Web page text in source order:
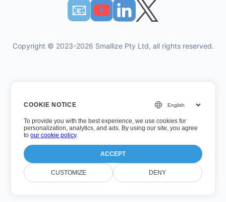
📧︎
Copyright © 2023-2026 Smallize Pty Ltd, all rights reserved.
Πολιτική Απορρήτου
Οροι χρήσης
Εκτελεστική πρόσβαση
Αριθμός έκδοσης: 26.7.5
Τελευταία ενημέρωση: Τετάρτη, 5 Αυγούστου 2026
COOKIE NOTICE
To provide you with the best experience, we use cookies for
personalization, analytics, and ads. By using our site, you agree
toour cookie policy.
ACCEPT
CUSTOMIZE DENY